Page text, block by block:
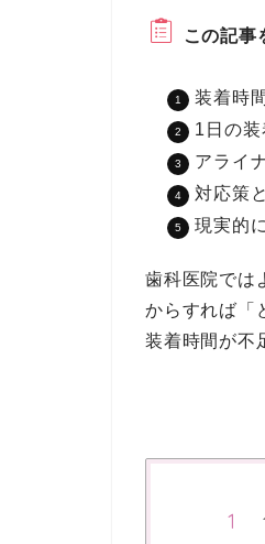
この記事
装着時
1日の
アライ
対応策
現実的
歯科医院では
からすれば「
装着時間が不